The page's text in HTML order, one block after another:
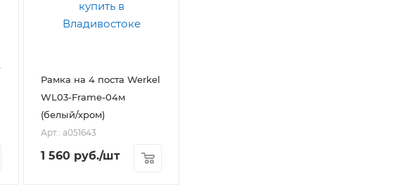
Рамка на 4 поста Werkel
WL03-Frame-04м
(белый/хром)
Арт.: a051643
1 560 руб./шт